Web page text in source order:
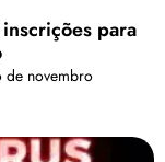
para
de novembro